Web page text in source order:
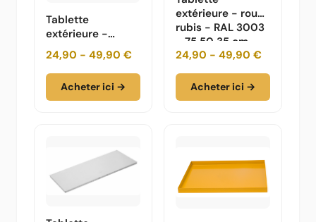
Tablette
extérieure -
orange pur - RAL
2004 - 75 50 35
cm
24,90 - 49,90 €
Acheter ici →
extérieure - rouge
rubis - RAL 3003
- 75 50 35 cm
24,90 - 49,90 €
Acheter ici →